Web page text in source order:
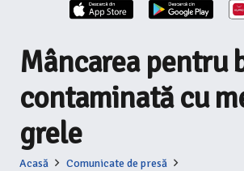
Mâncarea pentru
contaminată cu
grele
Acasă
Comunicate de presă